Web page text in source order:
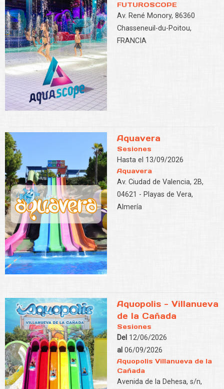
FUTUROSCOPE
Av. René Monory, 86360
Chasseneuil-du-Poitou,
FRANCIA
Aquavera
Sesiones
Hasta el 13/09/2026
Aquavera
Av. Ciudad de Valencia, 2B,
04621 - Playas de Vera,
Almería
Aquopolis - Villanueva
de la Cañada
Sesiones
Del 12/06/2026
al 06/09/2026
Aquopolis Villanueva de la
Cañada
Avenida de la Dehesa, s/n,